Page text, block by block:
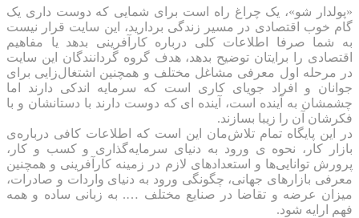
«پولدار شو»، یک چراغ راه است برای شمایی که دوست داری یک
گام خوب اقتصادی در مسیر زندگی بردارید، این سایت قرار نیست
به شما صرفا اطلاعات کلی درباره کارآفرینی بدهد یا مفاهیم
اقتصادی را برایتان توضیح بدهد، هدف گروه گردانندگان این سایت
در مرحله اول معرفی مشاغل مختلف و همچنین اشتغال‌زایی برای
جوانان و افراد جویای کاری است که سرمایه اندکی دارند اما
چشمشان به آینده است، آینده ای که دوست دارند با دستانشان و با
فکرشان آن را زیبا بسازند.
در این پایگاه تمام تلاش‌مان این است که ‌اطلاعات کافی درباره‌ی
بازار کار، نحوه ی ورود به دنیای سرمایه‌گذاری و کسب و کار،
پرورش توانایی‌ها و استعدادهای لازم در زمینه کارآفرینی و همچنین
معرفی بازارهای جهانی، چگونگی ورود به دنیای واردات و صادرات،
میزان عرضه و تقاضا در صنایع مختلف …. به زبانی ساده و همه
فهم ارایه شود.